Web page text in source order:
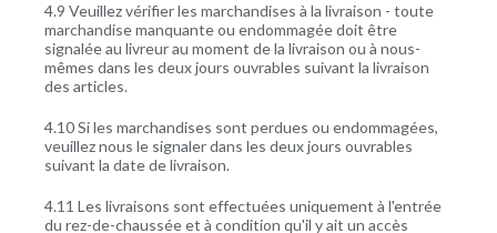
4.9 Veuillez vérifier les marchandises à la livraison - toute
marchandise manquante ou endommagée doit être
signalée au livreur au moment de la livraison ou à nous-
mêmes dans les deux jours ouvrables suivant la livraison
des articles.
4.10 Si les marchandises sont perdues ou endommagées,
veuillez nous le signaler dans les deux jours ouvrables
suivant la date de livraison.
4.11 Les livraisons sont effectuées uniquement à l'entrée
du rez-de-chaussée et à condition qu'il y ait un accès